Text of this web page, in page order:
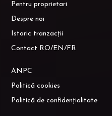
Pentru proprietari
Despre noi
Istoric tranzacții
Contact RO/EN/FR
ANPC
Politică cookies
Politică de confidențialitate